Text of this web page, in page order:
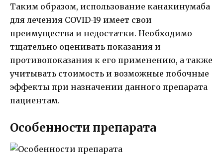
Таким образом, использование канакинумаба
для лечения COVID-19 имеет свои
преимущества и недостатки. Необходимо
тщательно оценивать показания и
противопоказания к его применению, а также
учитывать стоимость и возможные побочные
эффекты при назначении данного препарата
пациентам.
Особенности препарата